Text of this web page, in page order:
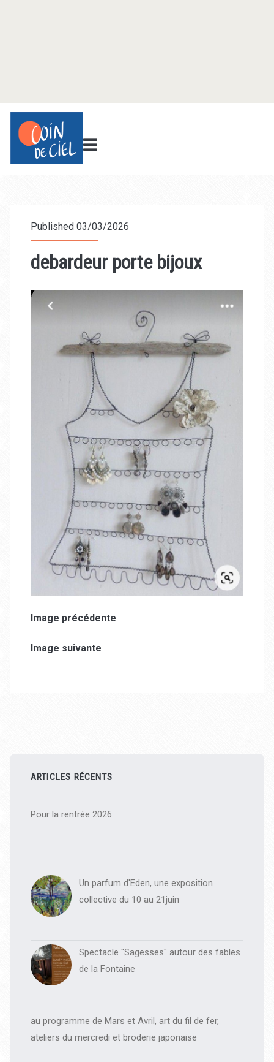
Published 03/03/2026
debardeur porte bijoux
Image précédente
Image suivante
latérale
principale
ARTICLES RÉCENTS
Pour la rentrée 2026
Un parfum d'Eden, une exposition
collective du 10 au 21juin
Spectacle "Sagesses" autour des fables
de la Fontaine
au programme de Mars et Avril, art du fil de fer,
ateliers du mercredi et broderie japonaise